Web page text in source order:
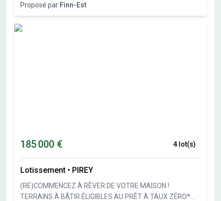
commodités (supermarché, poste, banque, garage, école,
collège, mairie, stade, pharmacie...), Finn-Est vous
présente votre appartement dans une construction
Proposé par Finn-Est
185 000 € 4 lot(s)
Lotissement • PIREY
(RE)COMMENCEZ À RÊVER DE VOTRE MAISON !
TERRAINS À BÂTIR ÉLIGIBLES AU PRÊT À TAUX ZÉRO*